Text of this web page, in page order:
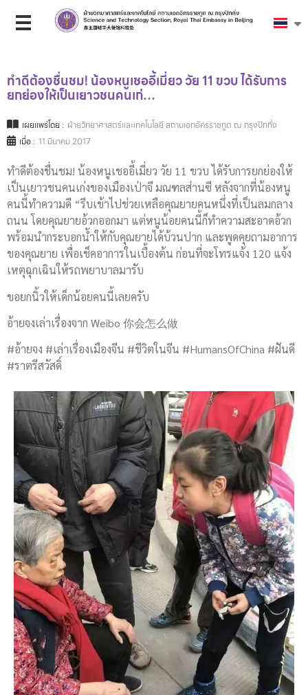
ทำดีต้องชื่นชม! น้องหนูเชออี้เมี่ยว วัย 11 ขวบ ได้รับการ
ยกย่องให้เป็นเยาวชนคนเก่…
เผยแพร่โดย : ฝ่ายวิทยาศาสตร์และเทคโนโลยี สถานเอกอัครราชทูต ณ กรุงปักกิ่ง
เมื่อ : 11 มีนาคม 2017
ทำดีต้องชื่นชม! น้องหนูเชออี้เมี่ยว วัย 11 ขวบ ได้รับการยกย่องให้
เป็นเยาวชนคนเก่งของเมืองเป่าจี มณฑลส่านซี หลังจากที่น้องหนู
คนนี้ทำความดี “รีบเข้าไปช่วยเหลือคุณยายคนหนึ่งที่เป็นลมกลาง
ถนน โดยคุณยายอ้วกออกมา แต่หนูน้อยคนนี้ก็ทำความสะอาดอ้วก
พร้อมนำกระบอกน้ำให้กับคุณยายได้บ้วนปาก และพูดคุยถามอาการ
ของคุณยาย เพื่อเช็คอาการในเบื้องต้น ก่อนที่จะโทรแจ้ง 120 แจ้ง
เหตุฉุกเฉินให้รถพยาบาลมารับ
ขอยกนิ้วให้เด็กน้อยคนนี้เลยครับ
อ้ายจงเล่าเรื่องจาก Weibo 你会怎么做
#อ้ายจง #เล่าเรื่องเมืองจีน #ชีวิตในจีน #HumansOfChina #ฝันดี
#ราตรีสวัสดิ์